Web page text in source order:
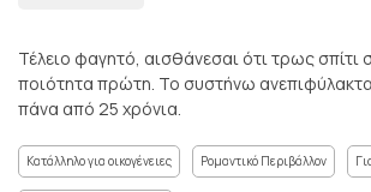
Τέλειο φαγητό, αισθάνεσαι ότι τρως σπίτι
ποιότητα πρώτη. Το συστήνω
πάνα από 25 χρόνια.
Κατάλληλο για οικογένειες Ρομαντικό Περιβάλλον